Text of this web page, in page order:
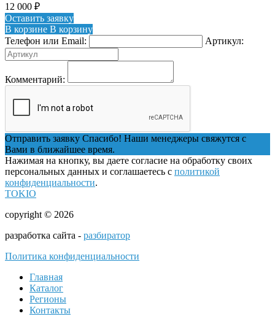
12 000 ₽
Оставить заявку
В корзине В корзину
Телефон или Email:
Артикул:
Комментарий:
Отправить заявку Спасибо! Наши менеджеры свяжутся с
Вами в ближайшее время.
Нажимая на кнопку, вы даете согласие на обработку своих
персональных данных и соглашаетесь с политикой
конфиденциальности.
TOKIO
copyright © 2026
разработка сайта - разбиратор
Политика конфиденциальности
Главная
Каталог
Регионы
Контакты